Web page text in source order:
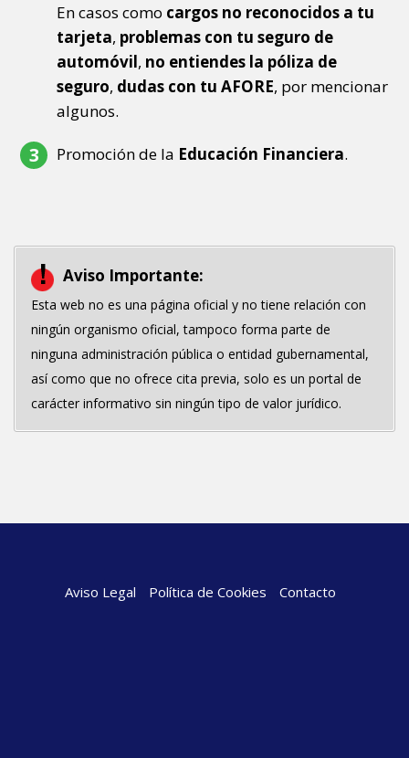
En casos como cargos no reconocidos a tu
tarjeta, problemas con tu seguro de
automóvil, no entiendes la póliza de
seguro, dudas con tu AFORE, por mencionar
algunos.
Promoción de la Educación Financiera.
Aviso Importante:
Esta web no es una página oficial y no tiene relación con
ningún organismo oficial, tampoco forma parte de
ninguna administración pública o entidad gubernamental,
así como que no ofrece cita previa, solo es un portal de
carácter informativo sin ningún tipo de valor jurídico.
Aviso Legal Política de Cookies Contacto